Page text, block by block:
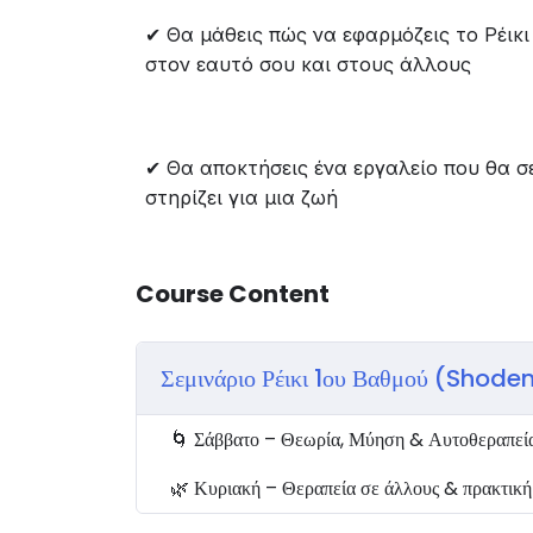
😊 Τότε Η ευκαιρία βρίσκεται εδώ
Το Ρέικι είναι μια πανάρχαιη ιαπωνική
εδώ και Πάνω από έναν αιώνα,
εκατομμύρια ανθρώπους παγκοσμίως.
Ρέικι χρησιμοποιήθηκε για να
ανθρώπων, αποδεικνύοντας τη δύναμή
να μάθεις αυτό το ισχυρό
ολοκληρωμένη
από 222€μόλις88€
✔ Θα μάθεις πώς να εφαρμόζεις το
✔ Θα μάθεις πώς να εφαρμόζεις το Ρέικι
στον εαυτό σου και στους άλλους
✔ Θα αποκτήσεις ένα εργαλείο που θα
στηρίζει για μια ζωή
Course Content
Σεμινάριο Ρέικι 1ου Βαθμού
🌀 Σάββατο – Θεωρία, Μύηση &
🌿 Κυριακή – Θεραπεία σε άλλους &